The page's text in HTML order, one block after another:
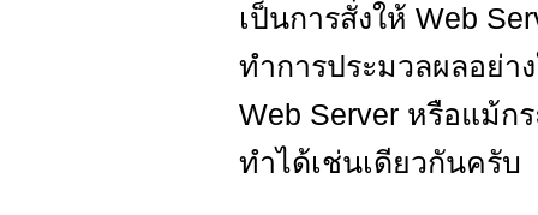
เป็นการสั่งให้ Web
ทำการประมวลผลอย่า
Web Server หรือแม้ก
ทำได้เช่นเดียวกันครับ